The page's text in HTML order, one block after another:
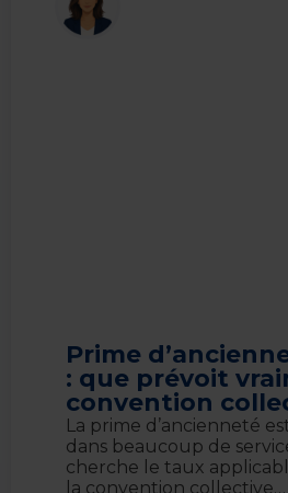
Prime
: que prévoit
convention
La prime d’ancienneté
dans beaucoup de
cherche le taux
la convention collective…